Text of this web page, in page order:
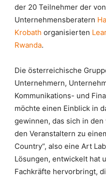
der 20 Teilnehmer der
Unternehmensberatern
Krobath organisierten
Rwanda.
Die österreichische
Unternehmern,
Kommunikations- und
möchte einen Einblick in
gewinnen, das sich in
den Veranstaltern zu
Country“, also eine Art
Lösungen, entwickelt hat
Fachkräfte hervorbringt,